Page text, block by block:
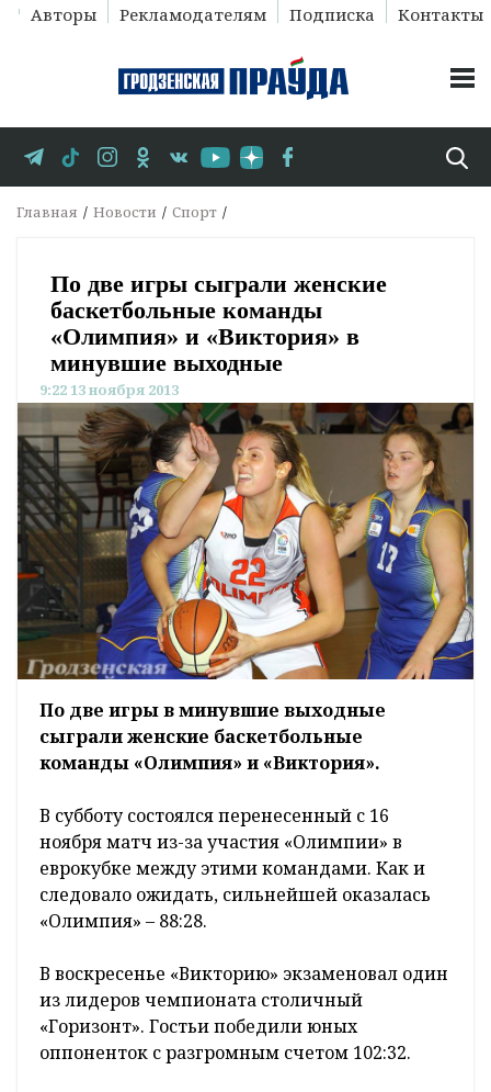
Авторы Рекламодателям Подписка Контакты
Главная Новости Спорт
По две игры сыграли женские
баскетбольные команды
«Олимпия» и «Виктория» в
минувшие выходные
9:22 13 ноября 2013
По две игры в минувшие выходные
сыграли женские баскетбольные
команды «Олимпия» и «Виктория».
В субботу состоялся перенесенный с 16
ноября матч из-за участия «Олимпии» в
еврокубке между этими командами. Как и
следовало ожидать, сильнейшей оказалась
«Олимпия» – 88:28.
В воскресенье «Викторию» экзаменовал один
из лидеров чемпионата столичный
«Горизонт». Гостьи победили юных
оппоненток с разгромным счетом 102:32.